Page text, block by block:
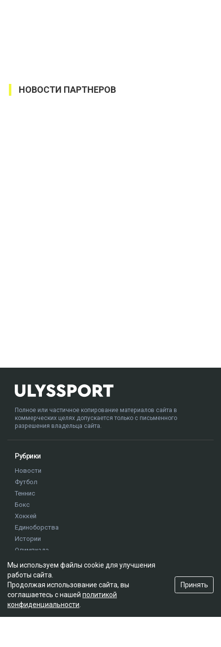
НОВОСТИ ПАРТНЕРОВ
Полное или частичное копирование материалов сайта в
коммерческих целях допускается только с письменного
разрешения владельца сайта.
Рубрики
Новости
Футбол
Теннис
Бокс
Хоккей
Единоборства
Истории
Олимпиада
Редакция
О проекте
Правила сайта
Реклама на сайте
Мы используем файлы cookie для улучшения
работы сайта.
Продолжая использование сайта, вы
соглашаетесь с нашей политикой
конфиденциальности
Принять